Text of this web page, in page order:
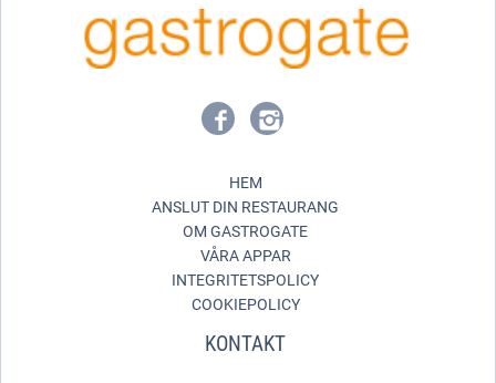
HEM
ANSLUT DIN RESTAURANG
OM GASTROGATE
VÅRA APPAR
INTEGRITETSPOLICY
COOKIEPOLICY
KONTAKT